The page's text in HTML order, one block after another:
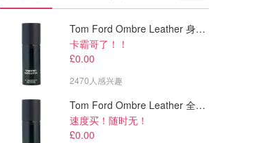
Tom Ford Ombre Leather 身体喷雾 150ml
卡霸哥了！！
£0.00
2470人感兴趣
Tom Ford Ombre Leather 全身喷雾 150ml
速度买！随时无！
£0.00